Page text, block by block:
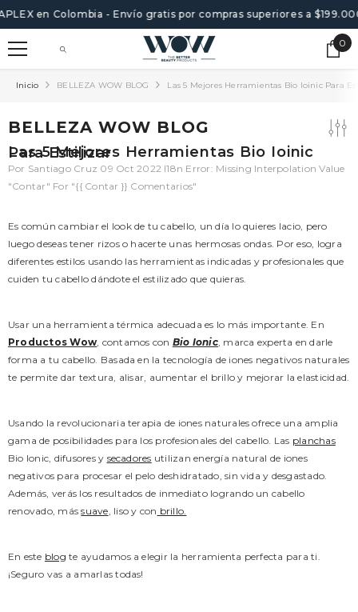
SALTAR AL CONTENIDO
en Colombia - Envío gratis por compras superiores a $199.000
0
0
Inicio BELLEZA WOW BLOG Las 5 Mejores Herramientas Bio Ioinic Para
BELLEZA WOW BLOG
Las 5 Mejores Herramientas Bio Ioinic Para Estilizar
Por Santiago Cruz 09 Oct 2022 I18n Error: Missing Interpolation Value
"contar" For "{{ Contar }} Comentarios"
Es común cambiar el look de tu cabello, un día lo quieres lacio, pero
luego deseas tener rizos o hacerte unas hermosas ondas. Por eso, logra
diferentes estilos usando las herramientas indicadas y profesionales que
cuiden tu cabello dándote el estilizado que quieras.
Usar una herramienta térmica adecuada es lo más importante. En
Productos Wow, contamos con Bio Ionic, marca experta en darle
forma a tu cabello. Basada en la tecnología de iones negativos naturales
te permite dar textura, alisar, aumentar el brillo y mejorar la elasticidad.
Usando la revolucionaria terapia de iones naturales ofrece una amplia
gama de posibilidades para los profesionales del cabello. Las planchas
Bio Ionic, difusores y secadores utilizan energía natural de iones
negativos para procesar el pelo deshidratado, sin vida y desgastado.
Además, verás los resultados de inmediato logrando un cabello
renovado, mássuave, liso y con brillo.
En este blog te ayudamos a elegir la herramienta perfecta para ti.
¡Seguro vas a amarlas todas!